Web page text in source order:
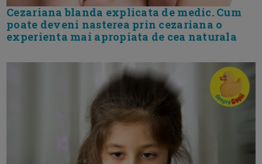
Cezariana blanda explicata de medic. Cum
poate deveni nasterea prin cezariana o
experienta mai apropiata de cea naturala